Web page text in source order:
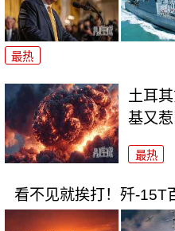
最热
土耳
基又
最热
看不见就挨打！歼-15T